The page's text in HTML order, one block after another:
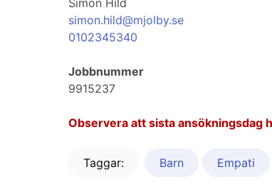
Simon Hild
simon.hild@mjolby.se
0102345340
Jobbnummer
9915237
Observera att sista ansökningsdag
Taggar: Barn Empati